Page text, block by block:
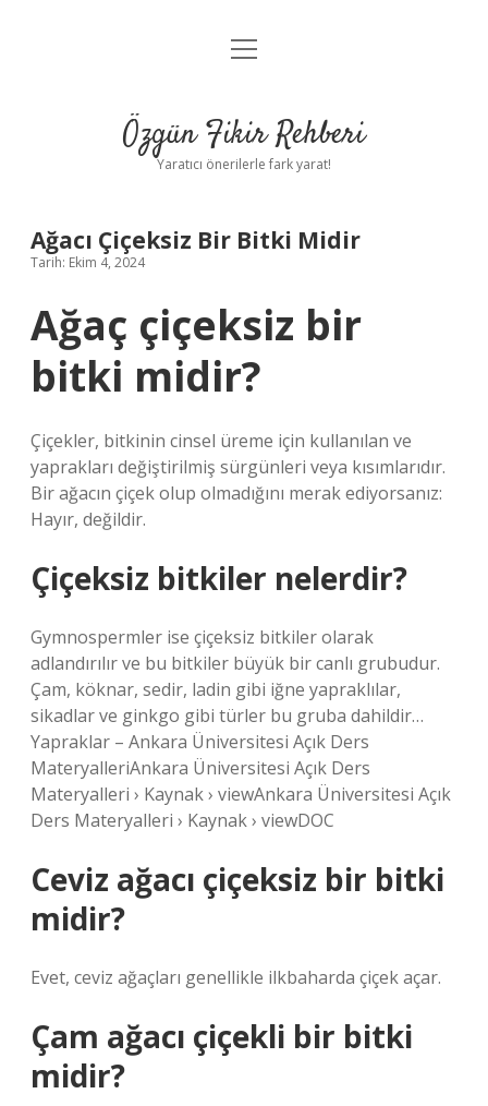
Gizlilik Politikası
Yasal Uyarı
menüyü
Özgün Fikir Rehberi
Yaratıcı önerilerle fark yarat!
Ağacı Çiçeksiz Bir Bitki Midir
Tarih: Ekim 4, 2024
Ağaç çiçeksiz bir
bitki midir?
Çiçekler, bitkinin cinsel üreme için kullanılan ve
yaprakları değiştirilmiş sürgünleri veya kısımlarıdır.
Bir ağacın çiçek olup olmadığını merak ediyorsanız:
Hayır, değildir.
Çiçeksiz bitkiler nelerdir?
Gymnospermler ise çiçeksiz bitkiler olarak
adlandırılır ve bu bitkiler büyük bir canlı grubudur.
Çam, köknar, sedir, ladin gibi iğne yapraklılar,
sikadlar ve ginkgo gibi türler bu gruba dahildir…
Yapraklar – Ankara Üniversitesi Açık Ders
MateryalleriAnkara Üniversitesi Açık Ders
Materyalleri › Kaynak › viewAnkara Üniversitesi Açık
Ders Materyalleri › Kaynak › viewDOC
Ceviz ağacı çiçeksiz bir bitki
midir?
Evet, ceviz ağaçları genellikle ilkbaharda çiçek açar.
Çam ağacı çiçekli bir bitki
midir?